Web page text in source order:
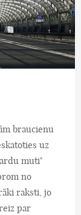
braucienu
uz
muti"
no
raksti, jo
par